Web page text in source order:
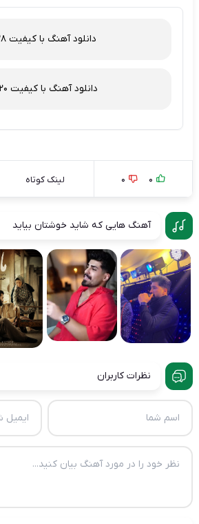
دانلود آهنگ با کیفیت 128
دانلود آهنگ با کیفیت 320
0
0 لینک کوتاه
آهنگ هایی که شاید خوشتان بیاید
نظرات کاربران